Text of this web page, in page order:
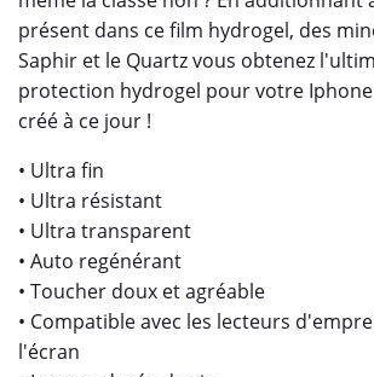
présent dans ce film hydrogel, des
Saphir et le Quartz vous obtenez
protection hydrogel pour votre Iphone
créé à ce jour !
• Ultra fin
• Ultra résistant
• Ultra transparent
• Auto regénérant
• Toucher doux et agréable
• Compatible avec les lecteurs
l'écran